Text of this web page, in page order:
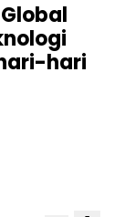
hari